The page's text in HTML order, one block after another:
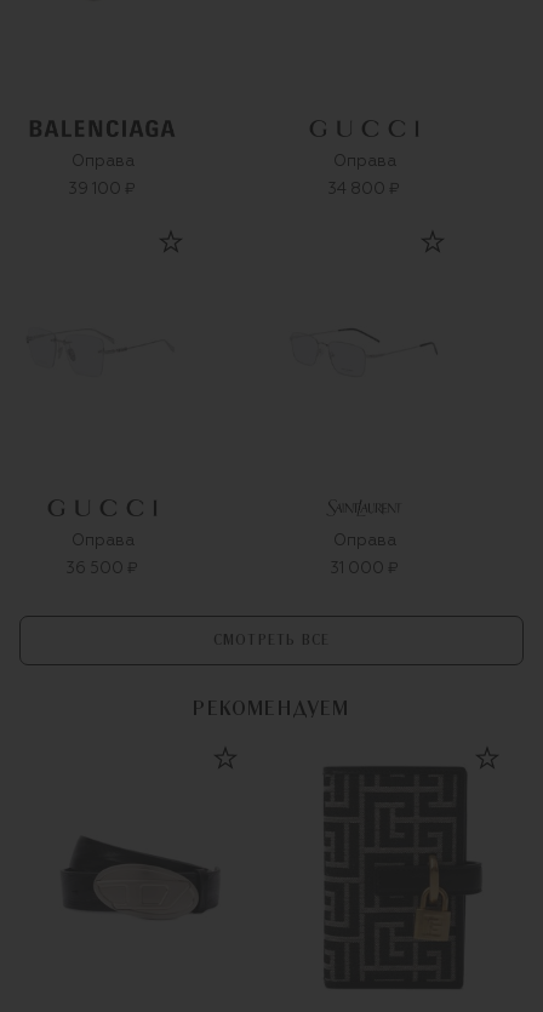
Оправа
39 100 ₽
Оправа
34 800 ₽
Оправа
36 500 ₽
Оправа
31 000 ₽
СМОТРЕТЬ ВСЕ
РЕКОМЕНДУЕМ